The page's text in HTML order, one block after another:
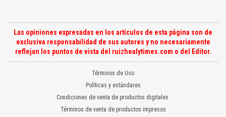
Las opiniones expresadas en los artículos de esta página son de
exclusiva responsabilidad de sus autores y no necesariamente
reflejan los puntos de vista del ruizhealytimes.com o del Editor.
Términos de Uso
Políticas y estándares
Condiciones de venta de productos digitales
Términos de venta de productos impresos